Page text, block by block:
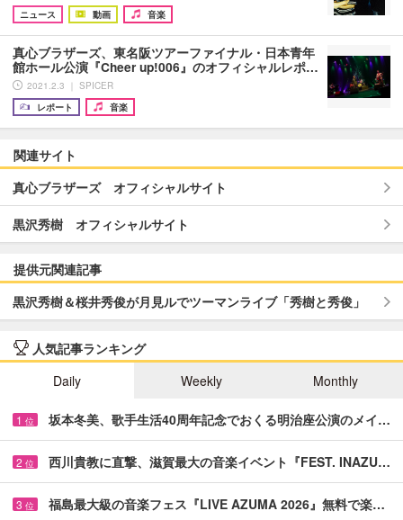
ニュース 動画 音楽
真心ブラザーズ、東名阪ツアーファイナル・日本青年
館ホール公演『Cheer up!006』のオフィシャルレポ…
2021.2.3 ｜ SPICER
レポート
音楽
関連サイト
真心ブラザーズ オフィシャルサイト
黒沢秀樹 オフィシャルサイト
提供元関連記事
黒沢秀樹＆桜井秀俊が月見ルでツーマンライブ「秀樹と秀俊」
人気記事ランキング
Daily
Weekly Monthly
1 位 坂本冬美、歌手生活40周年記念でおくる明治座公演のメイ…
2 位 西川貴教に直撃、滋賀最大の音楽イベント『FEST. INAZU…
3 位 福島最大級の音楽フェス『LIVE AZUMA 2026』無料で楽…